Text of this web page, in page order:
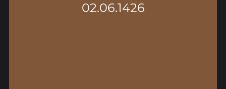
02.06.1426